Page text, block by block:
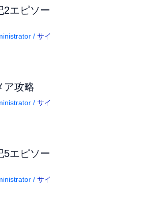
2エピソー
/ サイ
ア攻略
/ サイ
5エピソー
/ サイ